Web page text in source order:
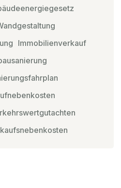
Immobilienverkauf